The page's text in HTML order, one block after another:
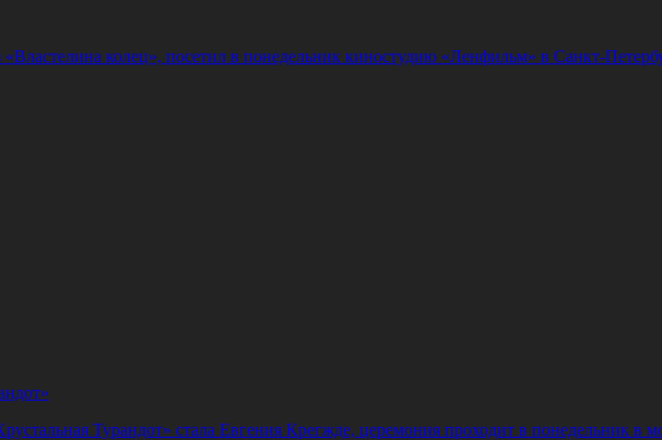
колец», посетил в понедельник киностудию «Ленфильм» в Санкт-
Турандот» стала Евгения Крегжде, церемония проходит в понедельник в